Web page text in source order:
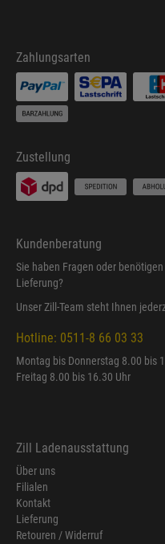
Zahlungsarten
Zustellung
Kundenberatung
Sie haben Fragen oder
Lieferung?
Unser Zill-Team steht Ihnen
Hotline: 0511-8 66 03 33
Montag bis Donnerstag 8.00 bis
Freitag 8.00 bis 16.30 Uhr
Zill Ladenausstattung
Über uns
Filialen
Kontakt
Lieferung
Retouren / Widerruf